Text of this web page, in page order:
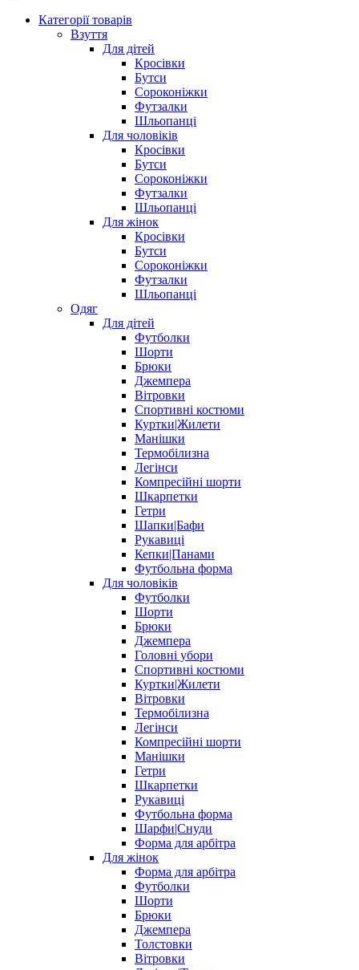
Категорії товарів
Взуття
Для дітей
Кросівки
Бутси
Сороконіжки
Футзалки
Шльопанці
Для чоловіків
Кросівки
Бутси
Сороконіжки
Футзалки
Шльопанці
Для жінок
Кросівки
Бутси
Сороконіжки
Футзалки
Шльопанці
Одяг
Для дітей
Футболки
Шорти
Брюки
Джемпера
Вітровки
Спортивні костюми
Куртки|Жилети
Манішки
Термобілизна
Легінси
Компресійні шорти
Шкарпетки
Гетри
Шапки|Бафи
Рукавиці
Кепки|Панами
Футбольна форма
Для чоловіків
Футболки
Шорти
Брюки
Джемпера
Головні убори
Спортивні костюми
Куртки|Жилети
Вітровки
Термобілизна
Легінси
Компресійні шорти
Манішки
Гетри
Шкарпетки
Рукавиці
Футбольна форма
Шарфи|Снуди
Форма для арбітра
Для жінок
Форма для арбітра
Футболки
Шорти
Брюки
Джемпера
Толстовки
Вітровки